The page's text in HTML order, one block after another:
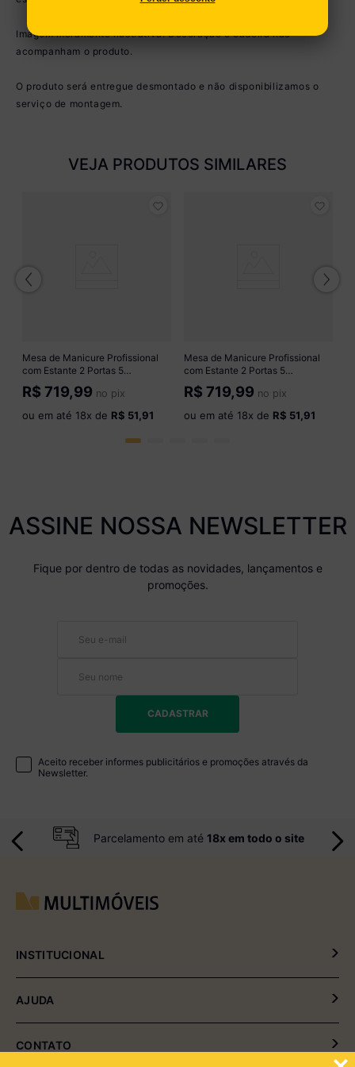
Imagem meramente ilustrativa. Decoração e cadeira não
acompanham o produto.
O produto será entregue desmontado e não disponibilizamos o
serviço de montagem.
VEJA PRODUTOS SIMILARES
Mesa de Manicure Profissional
com Estante 2 Portas 5
Prateleiras Smart Multimóveis
MP6069 Branco
R$ 719,99 no pix
ou em até 18x de R$ 51,91
Mesa de Manicure Profissional
com Estante 2 Portas 5
Prateleiras Smart Multimóveis
MP6069 Preto
R$ 719,99 no pix
ou em até 18x de R$ 51,91
ASSINE NOSSA NEWSLETTER
Fique por dentro de todas as novidades, lançamentos e
promoções.
CADASTRAR
Aceito receber informes publicitários e promoções através da
Newsletter.
Parcelamento em até 18x em todo o site
INSTITUCIONAL
Política de Entrega e Devolução
AJUDA
CONTATO